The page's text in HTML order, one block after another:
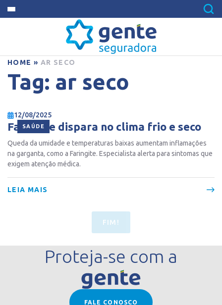
HOME » AR SECO
Tag: ar seco
SAÚDE
12/08/2025
Faringite dispara no clima frio e seco
Queda da umidade e temperaturas baixas aumentam inflamações
na garganta, como a Faringite. Especialista alerta para sintomas que
exigem atenção médica.
LEIA MAIS
FIM!
Proteja-se com a
FALE CONOSCO